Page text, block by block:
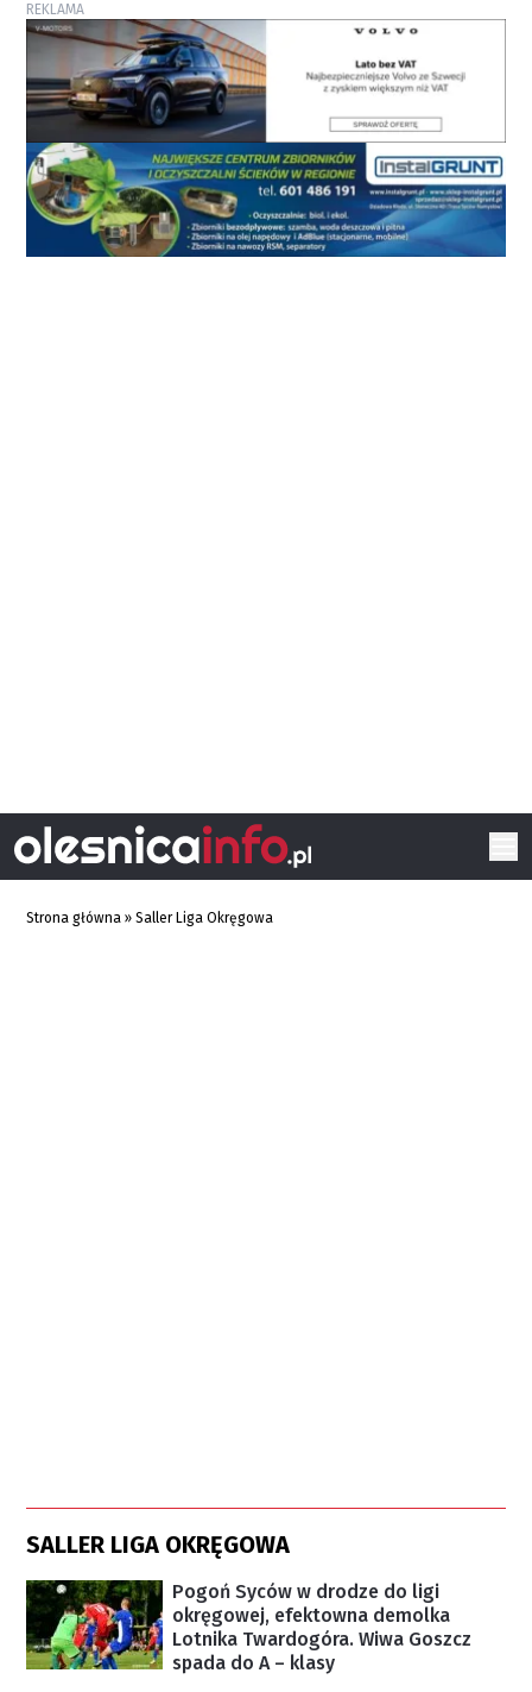
REKLAMA
Strona główna »Saller Liga Okręgowa
SALLER LIGA OKRĘGOWA
Pogoń Syców w drodze do ligi
okręgowej, efektowna demolka
Lotnika Twardogóra. Wiwa Goszcz
spada do A – klasy